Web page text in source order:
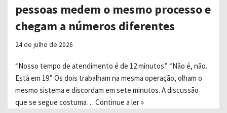
pessoas medem o mesmo processo e
chegam a números diferentes
24 de julho de 2026
“Nosso tempo de atendimento é de 12 minutos.” “Não é, não.
Está em 19.” Os dois trabalham na mesma operação, olham o
mesmo sistema e discordam em sete minutos. A discussão
que se segue costuma… Continue a ler »